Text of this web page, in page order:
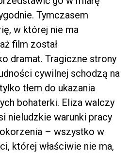
Tymczasem
w której nie ma
film został
dramat. Tragiczne strony
cywilnej schodzą na
tłem do ukazania
bohaterki. Eliza walczy
nieludzkie warunki pracy
– wszystko w
której właściwie nie ma,